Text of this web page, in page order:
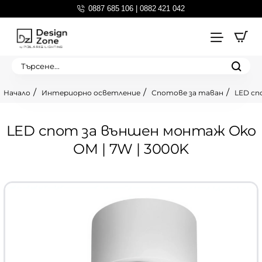
0887 685 106 | 0882 421 042
Търсене...
LED спот за външен монтаж Oko
OM | 7W | 3000K
Интериорно осветление Спотове за таван LED